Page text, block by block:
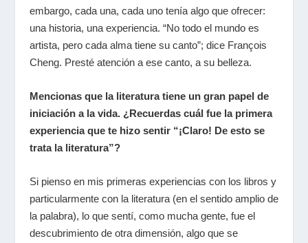
embargo, cada una, cada uno tenía algo que ofrecer:
una historia, una experiencia. “No todo el mundo es
artista, pero cada alma tiene su canto”; dice François
Cheng. Presté atención a ese canto, a su belleza.
Mencionas que la literatura tiene un gran papel de
iniciación a la vida. ¿Recuerdas cuál fue la primera
experiencia que te hizo sentir “¡Claro! De esto se
trata la literatura”?
Si pienso en mis primeras experiencias con los libros y
particularmente con la literatura (en el sentido amplio de
la palabra), lo que sentí, como mucha gente, fue el
descubrimiento de otra dimensión, algo que se